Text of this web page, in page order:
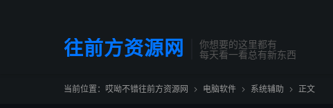
往前方资源网
你想要的这里都有
每天看一看总有新东西
当前位置： 哎呦不错往前方资源网  电脑软件  系统辅助  正文